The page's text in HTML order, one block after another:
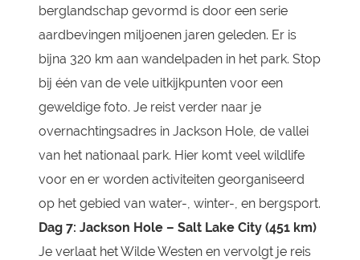
berglandschap gevormd is door een serie
aardbevingen miljoenen jaren geleden. Er is
bijna 320 km aan wandelpaden in het park. Stop
bij één van de vele uitkijkpunten voor een
geweldige foto. Je reist verder naar je
overnachtingsadres in Jackson Hole, de vallei
van het nationaal park. Hier komt veel wildlife
voor en er worden activiteiten georganiseerd
op het gebied van water-, winter-, en bergsport.
Dag 7: Jackson Hole – Salt Lake City (451 km)
Je verlaat het Wilde Westen en vervolgt je reis